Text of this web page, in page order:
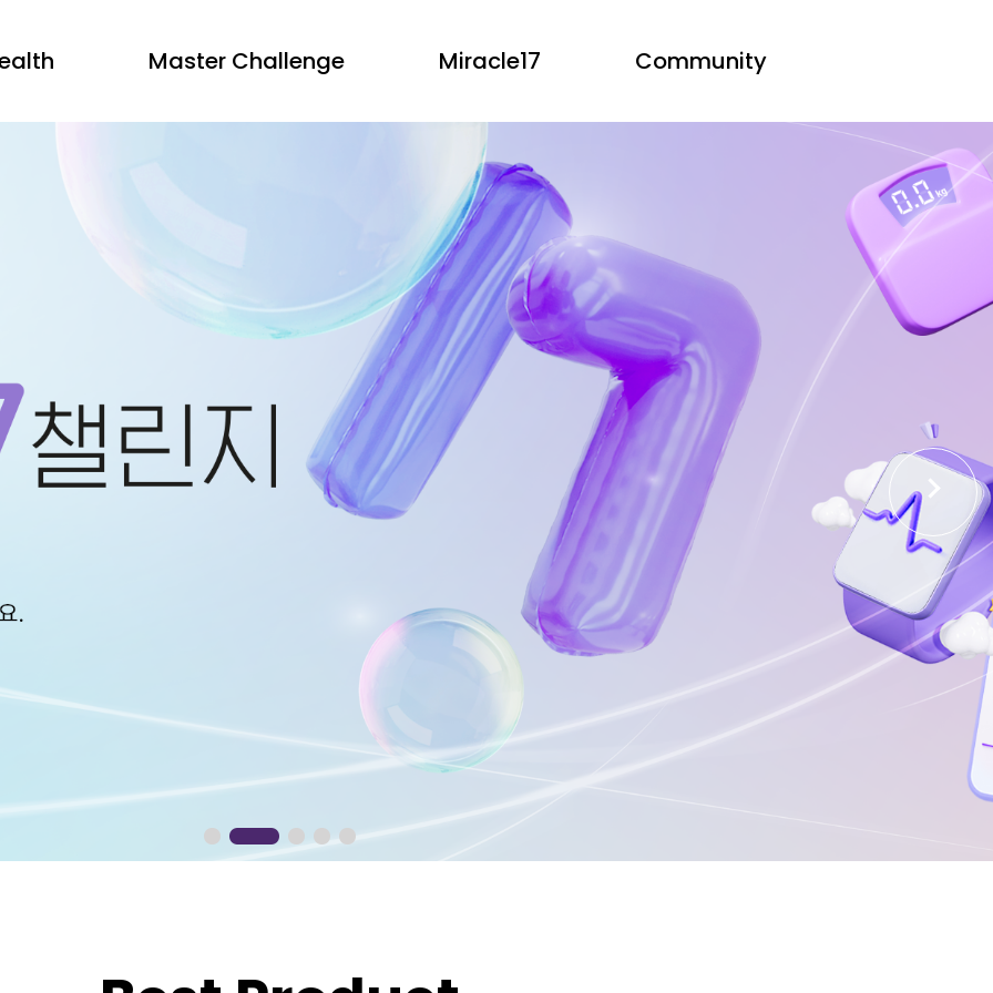
Master Challenge Miracle17 Community